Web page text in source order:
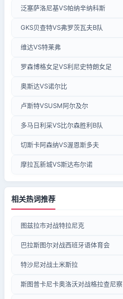
泛塞萨洛尼基VS帕纳辛纳科斯
GKS贝查特VS弗罗茨瓦夫B队
维达VS特莱弗
罗森博格女足VS利尼史特朗女足
奥斯达VS诺尔比
卢斯特VSUSM阿尔及尔
多马日利采VS比尔森胜利B队
切斯卡阿森纳VS渥恩斯多夫
摩拉瓦新城VS斯达布尔诺
相关热词推荐
图兹拉市对战特拉尼克
巴拉斯图尔对战西班牙语体育会
特沙尼对战土米斯拉
斯图普卡尼卡奥洛沃对战格拉查尼察